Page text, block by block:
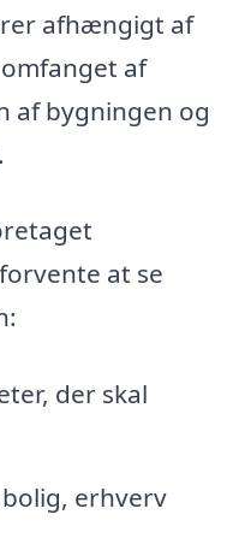
afhængigt af
af
af bygningen og
at se
der skal
erhverv